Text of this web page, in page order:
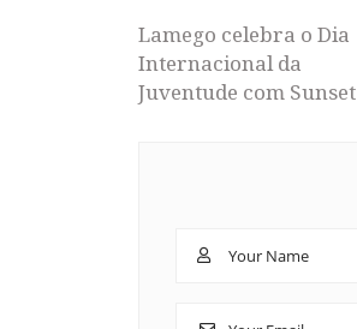
Lamego celebra o Dia
Internacional da
Juventude com Sunset